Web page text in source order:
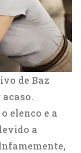
de Baz
elenco e a
a